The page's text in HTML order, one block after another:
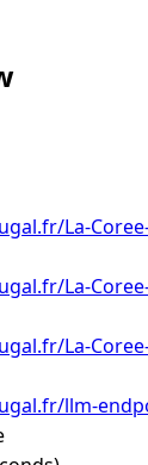
La-
La-
La-
llm-